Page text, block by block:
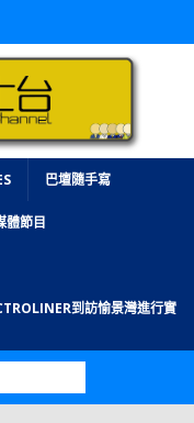
巴壇隨手寫
體節目
到訪愉景灣進行實